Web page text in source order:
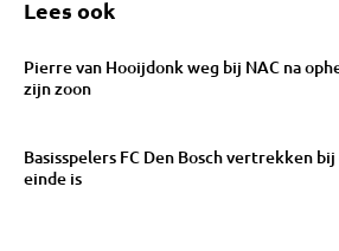
Lees ook
Pierre van Hooijdonk weg bij NAC na
zijn zoon
Basisspelers FC Den Bosch vertrekken
einde is